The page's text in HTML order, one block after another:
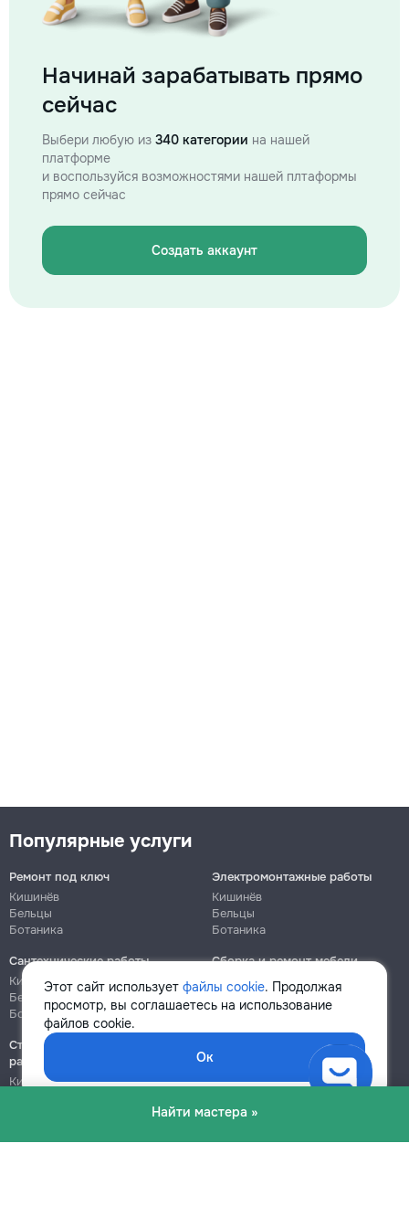
Начинай зарабатывать прямо
сейчас
Выбери любую из 340 категории на нашей
платформе
и воспользуйся возможностями нашей плтаформы
прямо сейчас
Создать аккаунт
Найти мастера »
Этот сайт использует файлы cookie. Продолжая
просмотр, вы соглашаетесь на использование
файлов cookie.
Ок
Популярные услуги
Ремонт под ключ
Кишинёв
Бельцы
Ботаника
Электромонтажные работы
Кишинёв
Бельцы
Ботаника
Сантехнические работы
Кишинёв
Бельцы
Ботаника
Сборка и ремонт мебели
Кишинёв
Ботаника
Строительно-монтажные
работы
Кишинёв